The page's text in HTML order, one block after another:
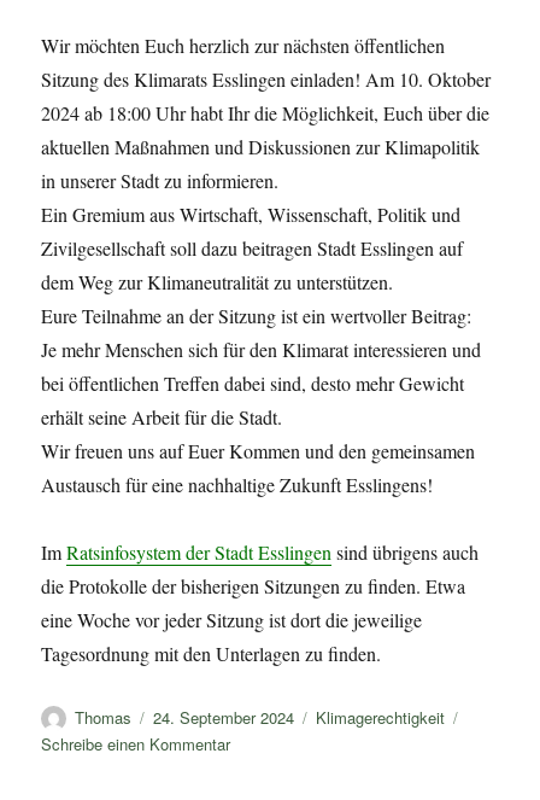
Wir möchten Euch herzlich zur nächsten öffentlichen
Sitzung des Klimarats Esslingen einladen! Am 10. Oktober
2024 ab 18:00 Uhr habt Ihr die Möglichkeit, Euch über die
aktuellen Maßnahmen und Diskussionen zur Klimapolitik
in unserer Stadt zu informieren.
Ein Gremium aus Wirtschaft, Wissenschaft, Politik und
Zivilgesellschaft soll dazu beitragen Stadt Esslingen auf
dem Weg zur Klimaneutralität zu unterstützen.
Eure Teilnahme an der Sitzung ist ein wertvoller Beitrag:
Je mehr Menschen sich für den Klimarat interessieren und
bei öffentlichen Treffen dabei sind, desto mehr Gewicht
erhält seine Arbeit für die Stadt.
Wir freuen uns auf Euer Kommen und den gemeinsamen
Austausch für eine nachhaltige Zukunft Esslingens!
ImRatsinfosystem der Stadt Esslingen sind übrigens auch
die Protokolle der bisherigen Sitzungen zu finden. Etwa
eine Woche vor jeder Sitzung ist dort die jeweilige
Tagesordnung mit den Unterlagen zu finden.
Autor
Thomas
Veröffentlicht
am
24. September 2024 Kategorien
Klimagerechtigkeit
Schreibe einen Kommentarzu